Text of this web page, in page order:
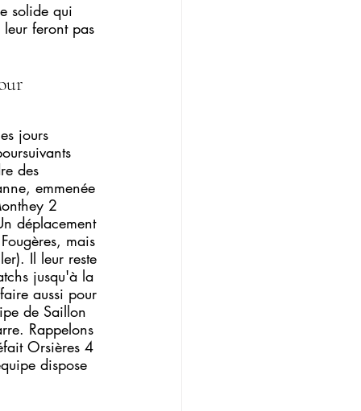
solide qui
feront pas
jours
des
emmenée
2
déplacement
mais
Il leur reste
jusqu'à la
aussi pour
de Saillon
Rappelons
Orsières 4
dispose